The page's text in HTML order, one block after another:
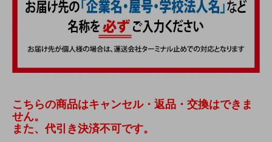
こちらの商品はキャンセル・返品・交換はできま
せん。
また、代引き決済不可です。